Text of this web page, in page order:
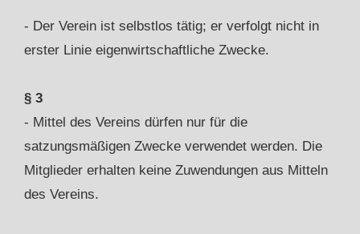
- Der Verein ist selbstlos tätig; er verfolgt nicht in
erster Linie eigenwirtschaftliche Zwecke.
§ 3
- Mittel des Vereins dürfen nur für die
satzungsmäßigen Zwecke verwendet werden. Die
Mitglieder erhalten keine Zuwendungen aus Mitteln
des Vereins.